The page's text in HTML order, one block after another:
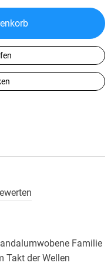
Familie
Takt der Wellen